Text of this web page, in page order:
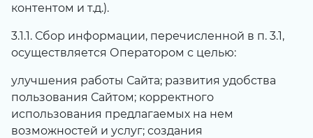
контентом и т.д.).
3.1.1. Сбор информации, перечисленной в п. 3.1,
осуществляется Оператором с целью:
улучшения работы Сайта; развития удобства
пользования Сайтом; корректного
использования предлагаемых на нем
возможностей и услуг; создания